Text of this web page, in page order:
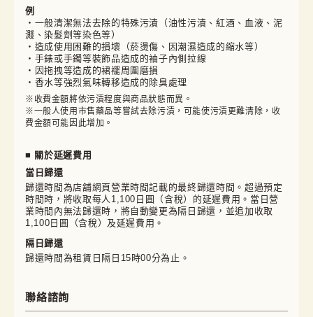
例
・一般清潔無法去除的特殊污漬（油性污漬、紅酒、血液、泥
濺、染髮劑等染色等）
・造成使用困難的損壞（菸燙傷、因潮濕造成的縮水等）
・手錶或手鐲等裝飾品造成的袖子內側拉線
・因拖拽等造成的裙襬周圍磨損
・香水等強烈氣味轉移造成的除臭處理
※收費金額將依污漬程度與商品狀態而異。
※一般人使用市售藥品等嘗試去除污漬，可能使污漬更難清除，收
費金額可能因此增加。
■ 關於延遲費用
當日歸還
歸還時間為店舖網頁營業時間記載的最終歸還時間。超過預定
時間時，將收取每人1,100日圓（含稅）的延遲費用。當日營
業時間內無法歸還時，將自動變更為隔日歸還，並追加收取
1,100日圓（含稅）及延遲費用。
隔日歸還
歸還時間為租賃日隔日15時00分為止。
聯絡諮詢